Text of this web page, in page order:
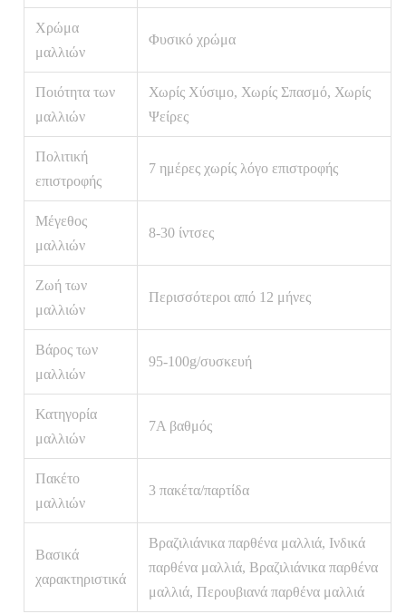
Χρώμα
μαλλιών
Φυσικό χρώμα
Ποιότητα των
μαλλιών
Χωρίς Χύσιμο, Χωρίς Σπασμό, Χωρίς
Ψείρες
Πολιτική
επιστροφής
7 ημέρες χωρίς λόγο επιστροφής
Μέγεθος
μαλλιών
8-30 ίντσες
Ζωή των
μαλλιών
Περισσότεροι από 12 μήνες
Βάρος των
μαλλιών
95-100g/συσκευή
Κατηγορία
μαλλιών
7Α βαθμός
Πακέτο
μαλλιών
3 πακέτα/παρτίδα
Βασικά
χαρακτηριστικά
Βραζιλιάνικα παρθένα μαλλιά, Ινδικά
παρθένα μαλλιά, Βραζιλιάνικα παρθένα
μαλλιά, Περουβιανά παρθένα μαλλιά